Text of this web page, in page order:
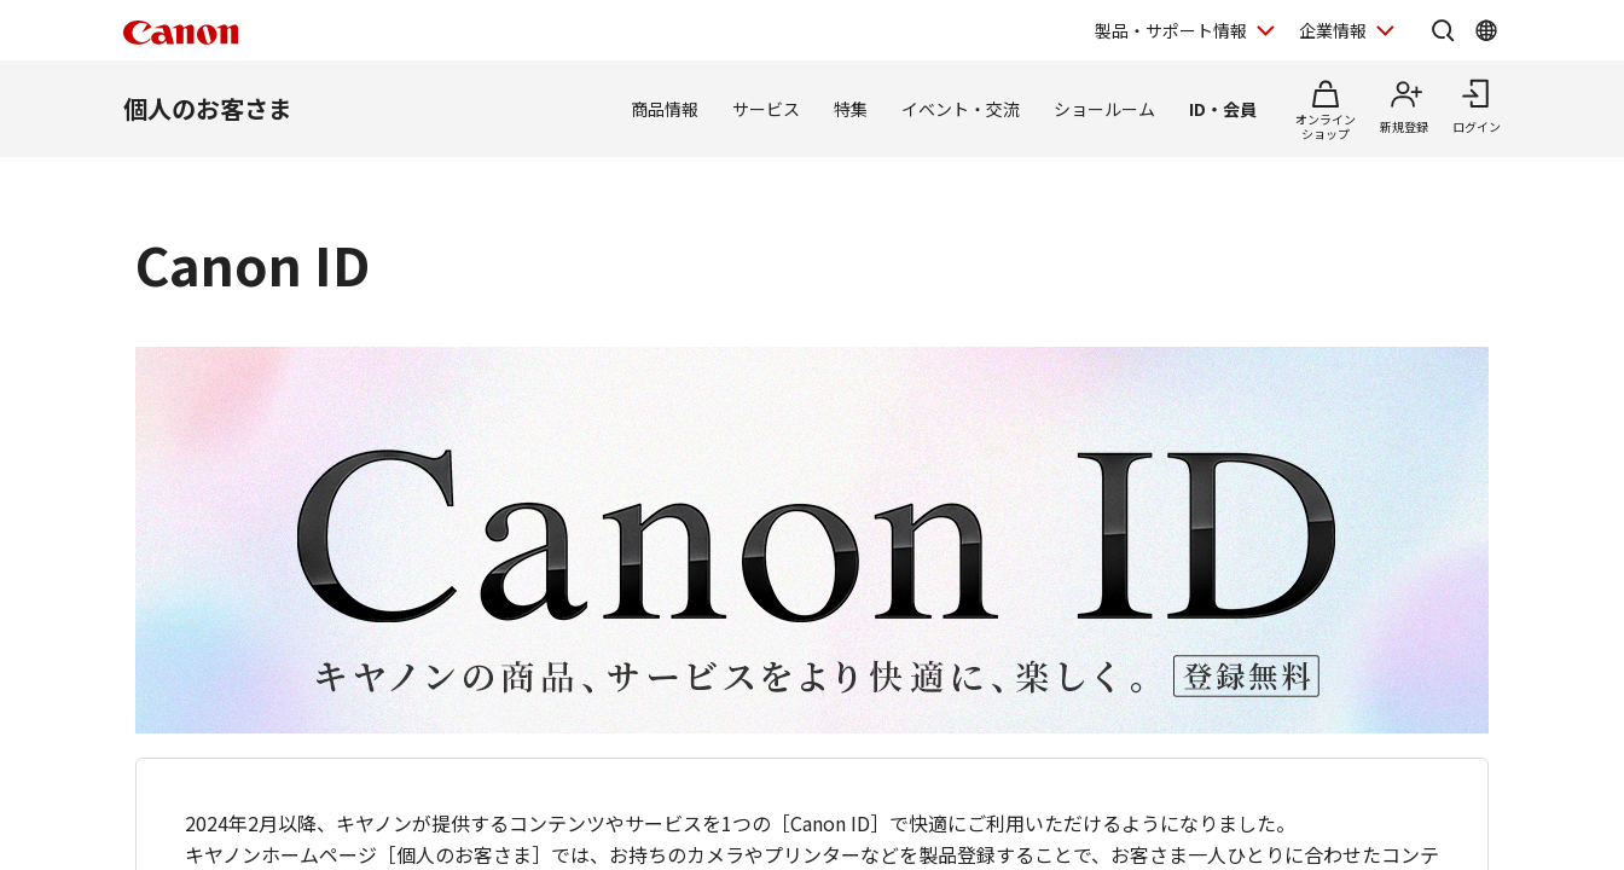
製品・サポート情報 企業情報
個人のお客さま 商品情報 サービス 特集 イベント・交流 ショールーム ID・会員
オンライン
ショップ
新規登録 ログイン
Canon ID
2024年2月以降、キヤノンが提供するコンテンツやサービスを1つの［Canon ID］で快適にご利用いただけるようになりました。
キヤノンホームページ［個人のお客さま］では、お持ちのカメラやプリンターなどを製品登録することで、お客さま一人ひとりに合わせたコンテ